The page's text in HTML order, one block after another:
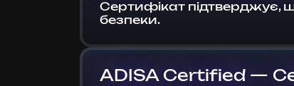
Сертифікат підтверджує,
безпеки.
ADISA Certified —